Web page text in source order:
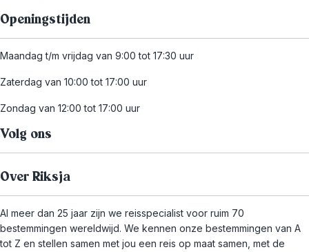
Openingstijden
Maandag t/m vrijdag van 9:00 tot 17:30 uur
Zaterdag van 10:00 tot 17:00 uur
Zondag van 12:00 tot 17:00 uur
Volg ons
Over Riksja
Al meer dan 25 jaar zijn we reisspecialist voor ruim 70
bestemmingen wereldwijd. We kennen onze bestemmingen van A
tot Z en stellen samen met jou een reis op maat samen, met de